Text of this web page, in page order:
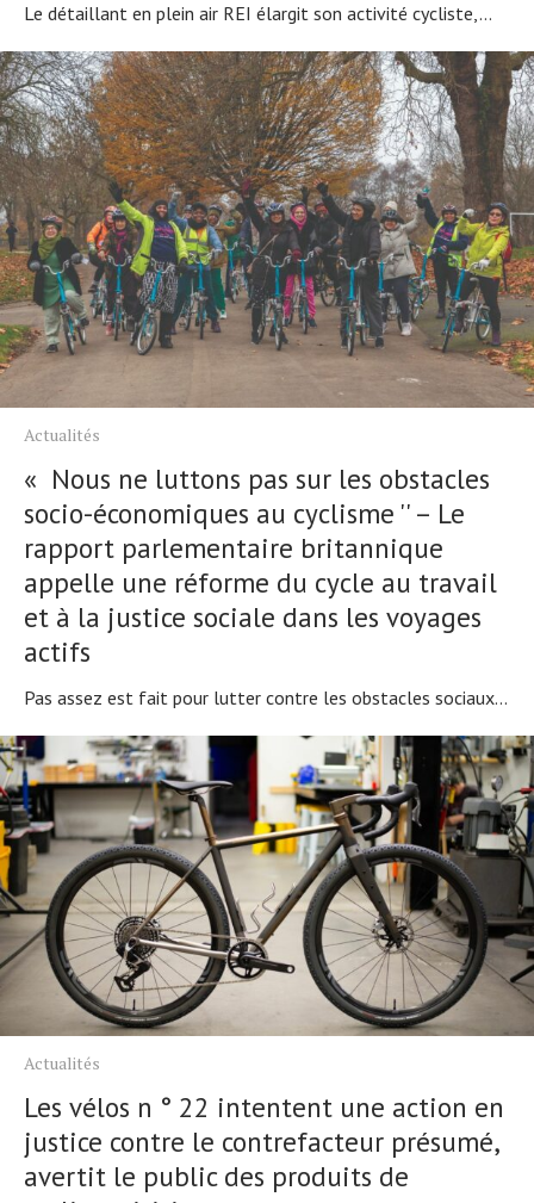
Le détaillant en plein air REI élargit son activité cycliste,...
Actualités
« Nous ne luttons pas sur les obstacles
socio-économiques au cyclisme '' – Le
rapport parlementaire britannique
appelle une réforme du cycle au travail
et à la justice sociale dans les voyages
actifs
Pas assez est fait pour lutter contre les obstacles sociaux...
Actualités
Les vélos n ° 22 intentent une action en
justice contre le contrefacteur présumé,
avertit le public des produits de
Actualités
Technologies
Tests de produits
Tous nos articles